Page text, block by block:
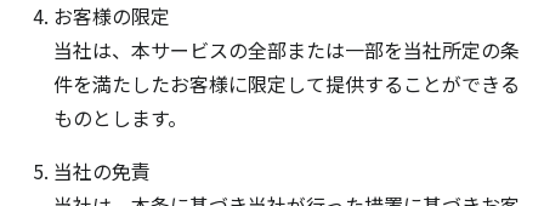
お客様の限定
当社は、本サービスの全部または一部を当社所定の条
件を満たしたお客様に限定して提供することができる
ものとします。
当社の免責